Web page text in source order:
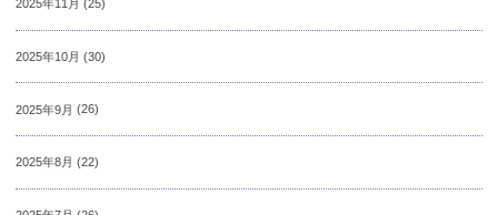
2025年11月 (25)
2025年10月 (30)
2025年9月 (26)
2025年8月 (22)